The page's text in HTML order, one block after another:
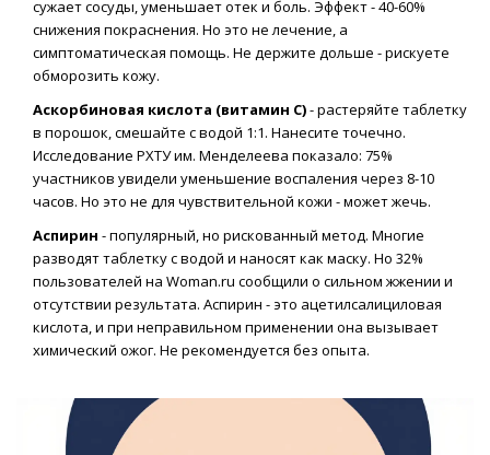
сужает сосуды, уменьшает отек и боль. Эффект - 40-60%
снижения покраснения. Но это не лечение, а
симптоматическая помощь. Не держите дольше - рискуете
обморозить кожу.
Аскорбиновая кислота (витамин С)- растеряйте таблетку
в порошок, смешайте с водой 1:1. Нанесите точечно.
Исследование РХТУ им. Менделеева показало: 75%
участников увидели уменьшение воспаления через 8-10
часов. Но это не для чувствительной кожи - может жечь.
Аспирин - популярный, но рискованный метод. Многие
разводят таблетку с водой и наносят как маску. Но 32%
пользователей на Woman.ru сообщили о сильном жжении и
отсутствии результата. Аспирин - это ацетилсалициловая
кислота, и при неправильном применении она вызывает
химический ожог. Не рекомендуется без опыта.